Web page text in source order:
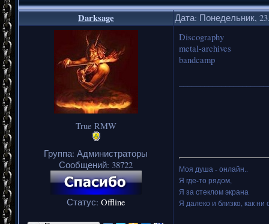
Darksage Дата: Понедельник,
True RMW
Группа: Администраторы
Сообщений: 38722
Статус: Offline
Discography
metal-archives
bandcamp
Моя душа - онлайн..
Я где-то рядом,
Я за стеклом экрана
Я далеко и близко, как ни